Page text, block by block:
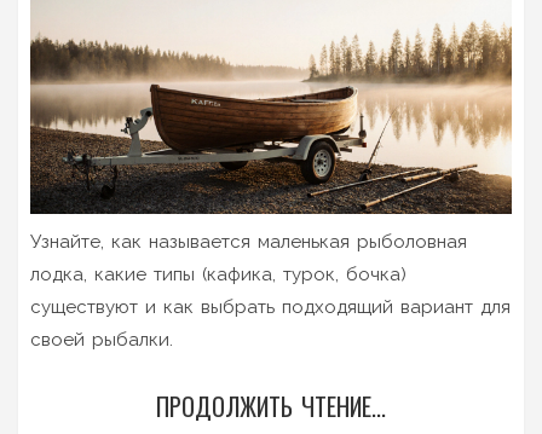
Узнайте, как называется маленькая рыболовная
лодка, какие типы (кафика, турок, бочка)
существуют и как выбрать подходящий вариант для
своей рыбалки.
ПРОДОЛЖИТЬ ЧТЕНИЕ...